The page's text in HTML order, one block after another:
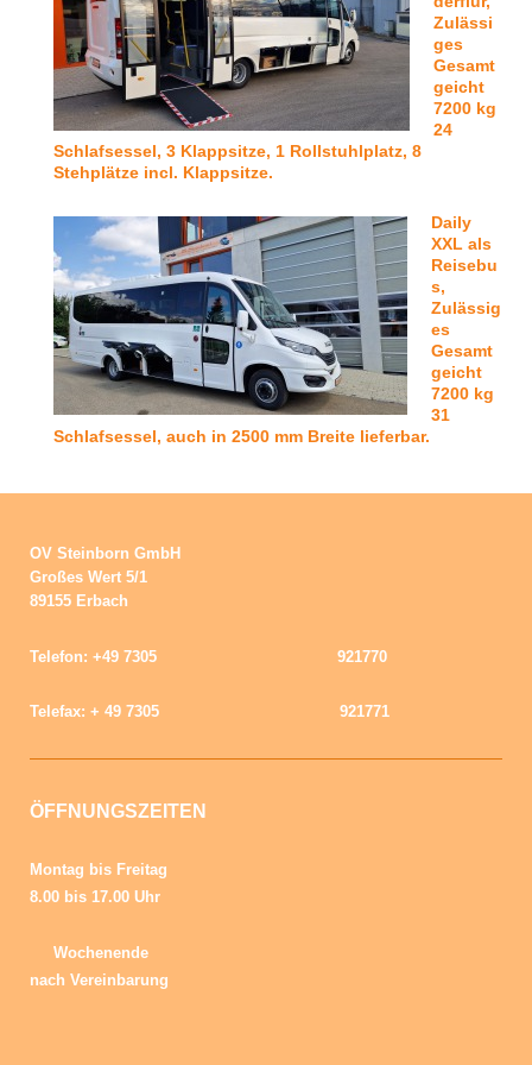
Zulässi
ges
Gesamt
geicht
7200 kg
24
Schlafsessel, 3 Klappsitze, 1 Rollstuhlplatz, 8
Stehplätze incl. Klappsitze.
Daily
XXL als
Reisebu
s,
Zulässig
es
Gesamt
geicht
7200 kg
31
Schlafsessel, auch in 2500 mm Breite lieferbar.
OV Steinborn GmbH
Großes Wert 5/1
89155 Erbach
Telefon: +49 7305 921770
Telefax: + 49 7305 921771
ÖFFNUNGSZEITEN
Montag bis Freitag
8.00 bis 17.00 Uhr
Wochenende
nach Vereinbarung